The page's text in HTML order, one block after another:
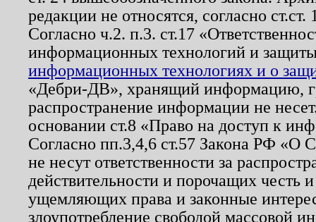
редакции не относятся, согласно
Согласно ч.2. п.3. ст.17
информационных технологий и
информационных технологиях и о
«Дебри-ДВ», хранящий информацию,
распространение информации не
основании ст.8 «Право на доступ к
Согласно пп.3,4,6 ст.57 Закона РФ «О
не несут ответственности за
действительности и порочащих честь
ущемляющих права и законные
злоупотребление свободой массовой